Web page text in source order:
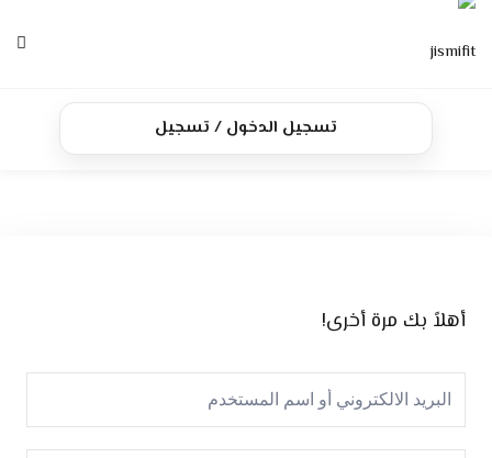
Skip
تسجيل الدخول / تسجيل
الرئيسية
أهلاً بك مرة أخرى!